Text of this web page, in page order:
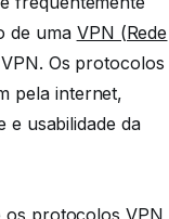
de uma VPN (Rede
Os protocolos
pela internet,
e usabilidade da
os protocolos VPN